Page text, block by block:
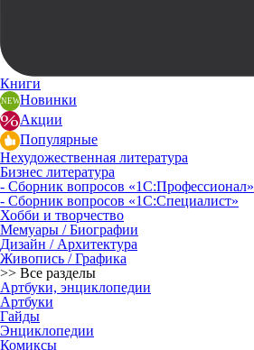
Книги
Новинки
Акции
Популярные
Нехудожественная литература
Бизнес литература
- Сборник вопросов «1С:Профессионал»
- Сборник вопросов «1С:Специалист»
Хобби и творчество
Мемуары / Биографии
Дизайн / Архитектура
Живопись / Графика
>> Все разделы
Артбуки, энциклопедии
Артбуки
Гайды
Энциклопедии
Комиксы